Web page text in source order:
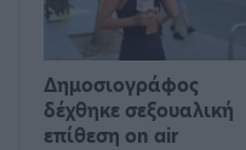
Δημοσιογράφος
δέχθηκε σεξουαλική
επίθεση on air